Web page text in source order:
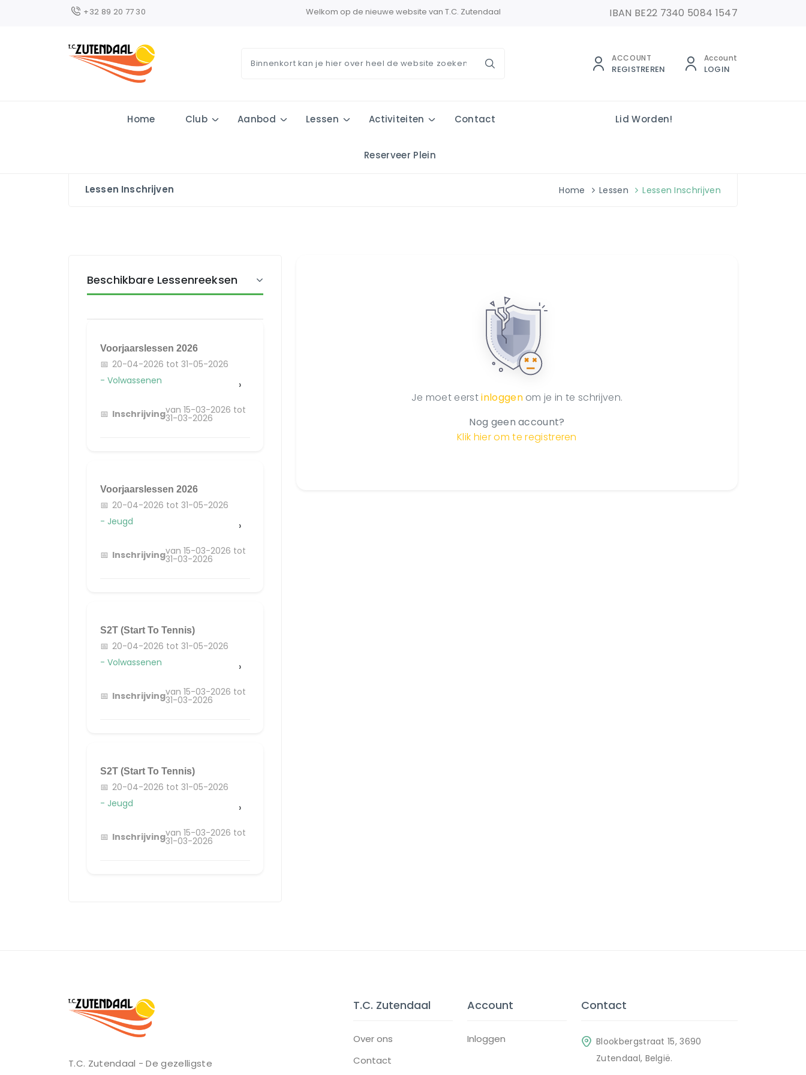
+32 89 20 77 30 Welkom op de nieuwe website van T.C. Zutendaal IBAN BE22 7340 5084 1547
ACCOUNT
REGISTREREN
Account
LOGIN
Home Club Aanbod Lessen Activiteiten Contact Lid Worden!
Reserveer Plein
Lessen Inschrijven Home Lessen Lessen Inschrijven
Je moet eerstinloggenom je in te schrijven.
Nog geen account?
Klik hier om te registreren
Beschikbare Lessenreeksen
Voorjaarslessen 2026
20-04-2026 tot 31-05-2026
- Volwassenen
Inschrijvingvan 15-03-2026 tot
31-03-2026
›
Voorjaarslessen 2026
20-04-2026 tot 31-05-2026
- Jeugd
Inschrijvingvan 15-03-2026 tot
31-03-2026
›
S2T (start To Tennis)
20-04-2026 tot 31-05-2026
- Volwassenen
Inschrijvingvan 15-03-2026 tot
31-03-2026
›
S2T (Start To Tennis)
20-04-2026 tot 31-05-2026
- Jeugd
Inschrijvingvan 15-03-2026 tot
31-03-2026
›
T.C. Zutendaal - De gezelligste
T.C. Zutendaal
Over ons
Contact
Account
Inloggen
Contact
Blookbergstraat 15, 3690
Zutendaal, België.